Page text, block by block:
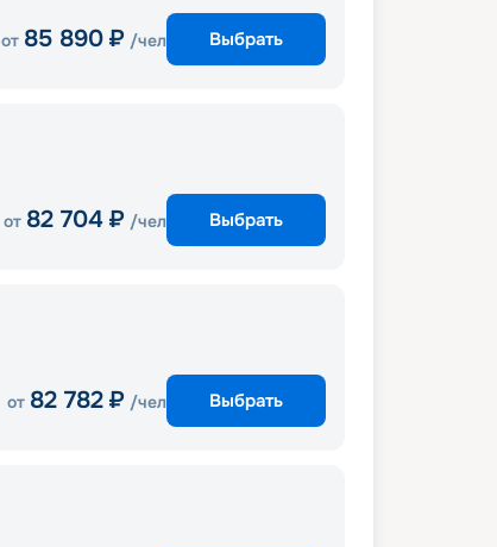
от 85 890 ₽ /чел Выбрать
от 82 704 ₽ /чел Выбрать
от 82 782 ₽ /чел Выбрать